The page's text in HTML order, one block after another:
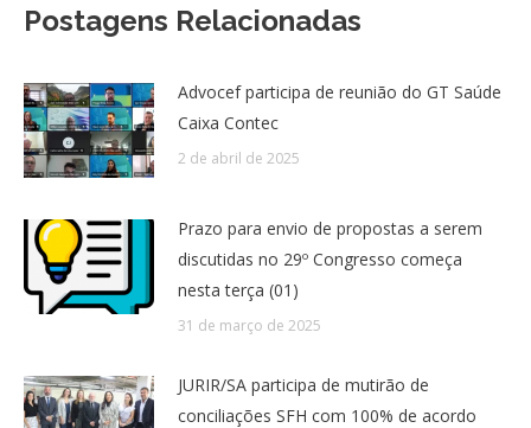
Postagens Relacionadas
Advocef participa de reunião do GT Saúde
Caixa Contec
2 de abril de 2025
Prazo para envio de propostas a serem
discutidas no 29º Congresso começa
nesta terça (01)
31 de março de 2025
JURIR/SA participa de mutirão de
conciliações SFH com 100% de acordo